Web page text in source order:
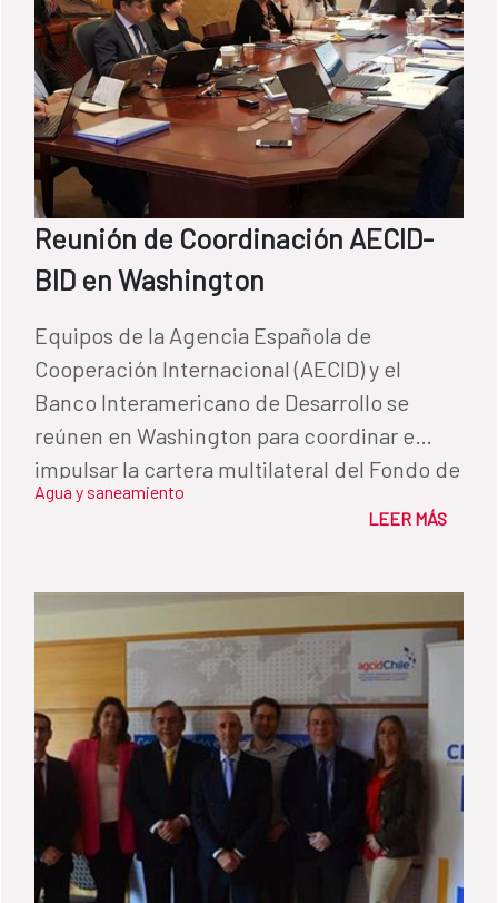
Reunión de Coordinación AECID-
BID en Washington
Equipos de la Agencia Española de
Cooperación Internacional (AECID) y el
Banco Interamericano de Desarrollo se
reúnen en Washington para coordinar e
impulsar la cartera multilateral del Fondo de
Cooperación para Agua y Saneamiento
Agua y saneamiento
LEER MÁS